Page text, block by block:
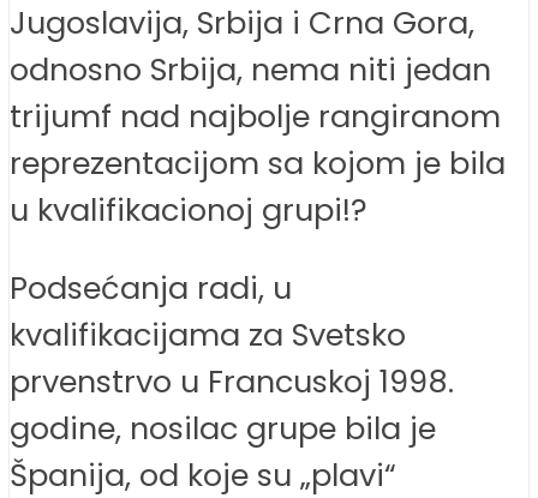
Jugoslavija, Srbija i Crna Gora,
odnosno Srbija, nema niti jedan
trijumf nad najbolje rangiranom
reprezentacijom sa kojom je bila
u kvalifikacionoj grupi!?
Podsećanja radi, u
kvalifikacijama za Svetsko
prvenstrvo u Francuskoj 1998.
godine, nosilac grupe bila je
Španija, od koje su „plavi“